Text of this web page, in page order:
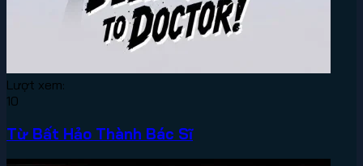
Lượt xem:
10
Từ Bất Hảo Thành Bác Sĩ